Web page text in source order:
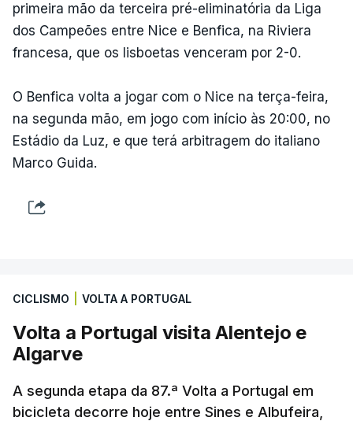
primeira mão da terceira pré-eliminatória da Liga
dos Campeões entre Nice e Benfica, na Riviera
francesa, que os lisboetas venceram por 2-0.
O Benfica volta a jogar com o Nice na terça-feira,
na segunda mão, em jogo com início às 20:00, no
Estádio da Luz, e que terá arbitragem do italiano
Marco Guida.
CICLISMO VOLTA A PORTUGAL
Volta a Portugal visita Alentejo e
Algarve
A segunda etapa da 87.ª Volta a Portugal em
bicicleta decorre hoje entre Sines e Albufeira,